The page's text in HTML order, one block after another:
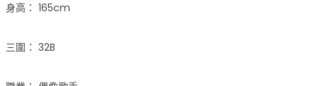
身高： 165cm
三圍： 32B